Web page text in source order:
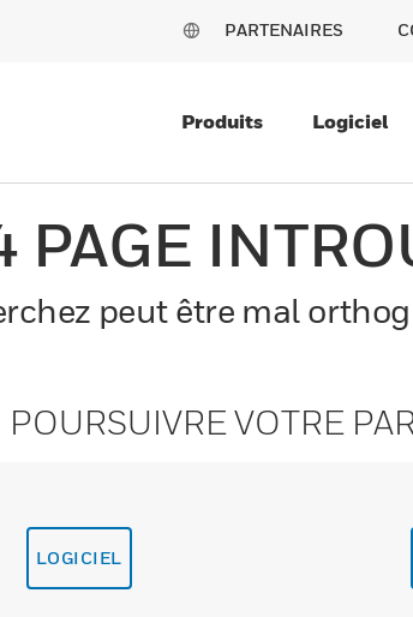
PARTENAIRES
Produits Logiciel
PAGE
peut être mal
POURSUIVRE VOTRE
LOGICIEL